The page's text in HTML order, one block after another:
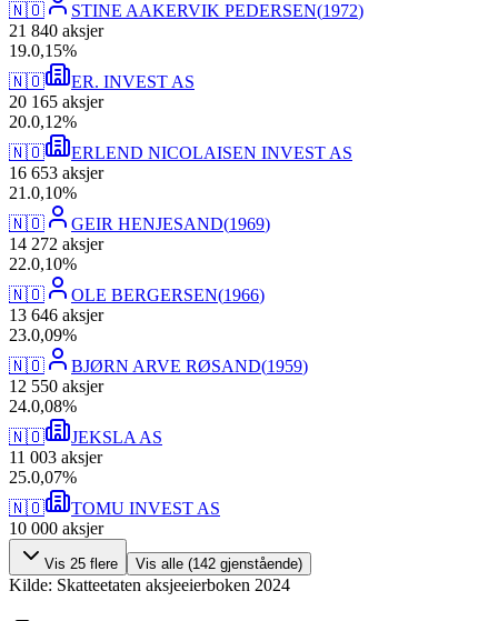
🇳🇴
STINE AAKERVIK PEDERSEN(1972)
21 840 aksjer
19.0,15%
🇳🇴
ER. INVEST AS
20 165 aksjer
20.0,12%
🇳🇴
ERLEND NICOLAISEN INVEST AS
16 653 aksjer
21 .0,10%
🇳🇴
GEIR HENJESAND(1969)
14 272 aksjer
22.0,10%
🇳🇴
OLE BERGERSEN(1966)
13 646 aksjer
23.0,09%
🇳🇴
BJØRN ARVE RØSAND(1959)
12 550 aksjer
24.0,08%
🇳🇴
JEKSLA AS
11 003 aksjer
25.0,07%
🇳🇴
TOMU INVEST AS
10 000 aksjer
Vis 25 flere Vis alle (142 gjenstående)
Kilde: Skatteetaten aksjeeierboken 2024